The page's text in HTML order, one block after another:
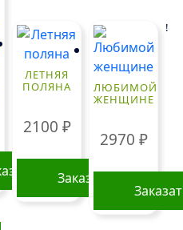
ЛЕТНЯЯ
ПОЛЯНА
2100 ₽
Заказать
ЛЮБИМОЙ
ЖЕНЩИНЕ
2970 ₽
!